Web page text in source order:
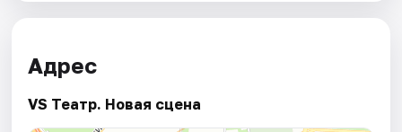
Адрес
VS Театр. Новая сцена